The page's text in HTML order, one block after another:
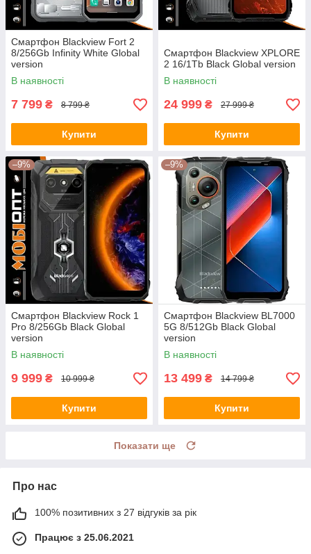
Смартфон Blackview Fort 2
8/256Gb Infinity White Global
version
В наявності
7 799 ₴ 8 799 ₴
Купити
Смартфон Blackview XPLORE
2 16/1Tb Black Global version
В наявності
24 999 ₴ 27 999 ₴
Купити
–9%
Смартфон Blackview Rock 1
Pro 8/256Gb Black Global
version
В наявності
9 999 ₴ 10 999 ₴
Купити
–9%
Смартфон Blackview BL7000
5G 8/512Gb Black Global
version
В наявності
13 499 ₴ 14 799 ₴
Купити
Показати ще
Про нас
100% позитивних з 27 відгуків за рік
Працює з 25.06.2021